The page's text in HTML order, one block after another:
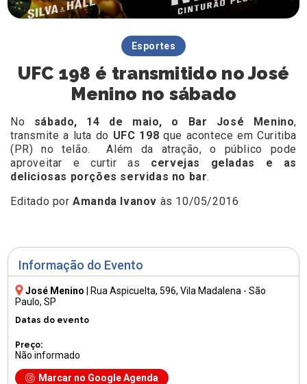
Informação do Evento
José Menino Rua Aspicuelta, 596, Vila Madalena - São
Paulo, SP
Datas do evento
Preço:
Não informado
Marcar no Google Agenda
Esportes
UFC 198 é transmitido no José
Menino no sábado
No sábado, 14 de maio, o Bar José Menino,
transmite a luta do UFC 198 que acontece em Curitiba
(PR) no telão. Além da atração, o público pode
aproveitar e curtir as cervejas geladas e as
deliciosas porções servidas no bar.
Editado porAmanda Ivanov às 10/05/2016